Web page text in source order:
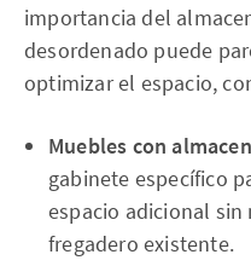
importancia del
desordenado puede
optimizar el espacio,
Muebles con
gabinete específico
espacio adicional sin
fregadero existente.